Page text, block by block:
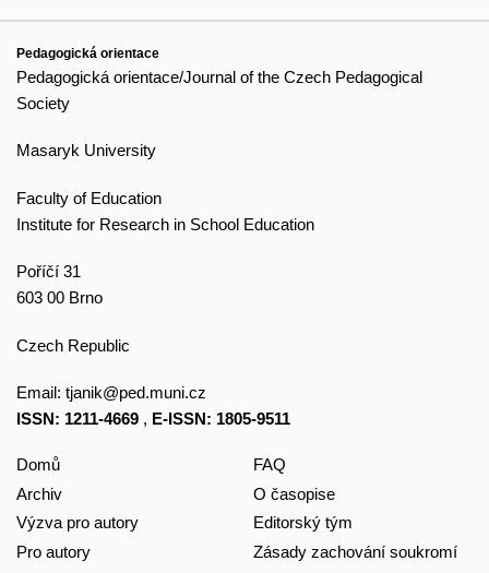
Pedagogická orientace
Pedagogická orientace/Journal of the Czech Pedagogical
Society
Masaryk University
Faculty of Education
Institute for Research in School Education
Poříčí 31
603 00 Brno
Czech Republic
Email: tjanik@ped.muni.cz
ISSN: 1211-4669 , E-ISSN: 1805-9511
Domů
Archiv
Výzva pro autory
Pro autory
FAQ
O časopise
Editorský tým
Zásady zachování soukromí